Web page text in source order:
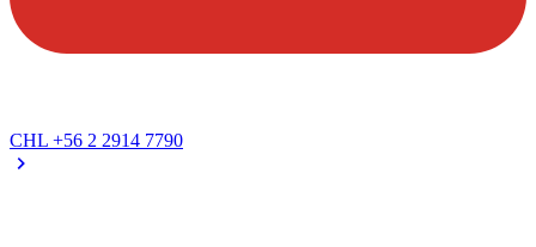
CHL +56 2 2914 7790